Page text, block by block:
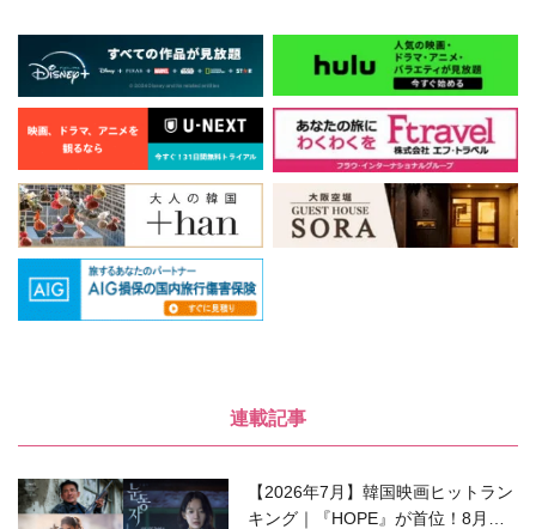
連載記事
【2026年7月】韓国映画ヒットラン
キング｜『HOPE』が首位！8月公